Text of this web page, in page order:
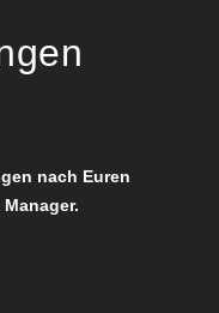
nach Euren